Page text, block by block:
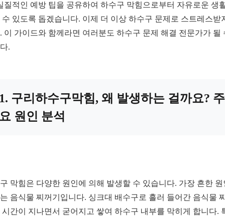
질적인 예방 팁을 공유하여 하수구 막힘으로부터 자유로운 생
수 있도록 돕겠습니다. 이제 더 이상 하수구 문제로 스트레스받
이 가이드와 함께라면 여러분도 하수구 문제 해결 전문가가 될
.
구리하수구막힘, 왜 발생하는 걸까요? 주
원인 분석
막힘은 다양한 원인에 의해 발생할 수 있습니다. 가장 흔한 원
음식물 찌꺼기입니다. 싱크대 배수구로 흘러 들어간 음식물
시간이 지나면서 굳어지고 쌓여 하수구 내부를 막히게 합니다.